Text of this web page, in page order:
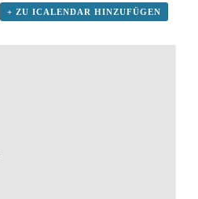
+ ZU ICALENDAR HINZUFÜGEN